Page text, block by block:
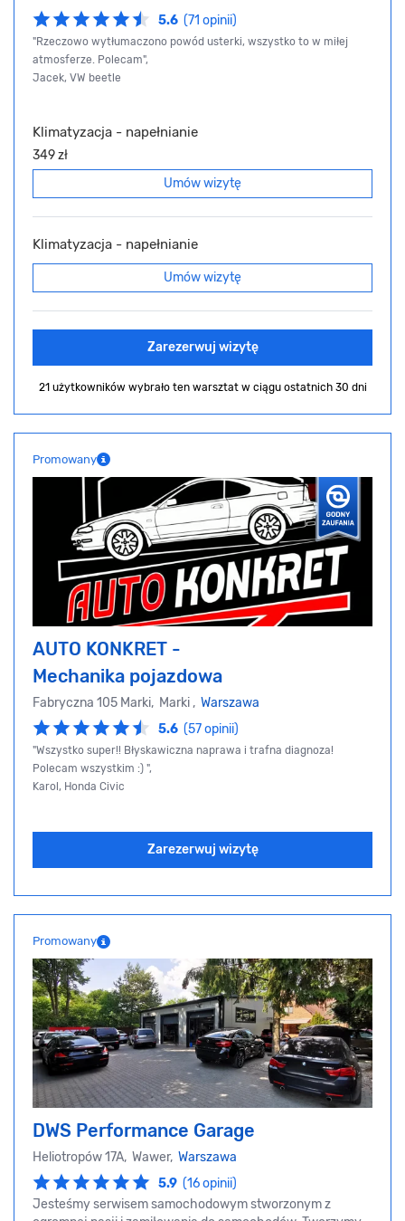
5.6 (71 opinii)
"Rzeczowo wytłumaczono powód usterki, wszystko to w miłej
atmosferze. Polecam",
Jacek, VW beetle
Klimatyzacja - napełnianie
349 zł
Umów wizytę
Klimatyzacja - napełnianie
Umów wizytę
Zarezerwuj wizytę
21 użytkowników wybrało ten warsztat w ciągu ostatnich 30 dni
Promowany
AUTO KONKRET -
Mechanika pojazdowa
Fabryczna 105 Marki, Marki , Warszawa
5.6 (57 opinii)
"Wszystko super!! Błyskawiczna naprawa i trafna diagnoza!
Polecam wszystkim :) ",
Karol, Honda Civic
Zarezerwuj wizytę
Promowany
DWS Performance Garage
Heliotropów 17A, Wawer, Warszawa
5.9 (16 opinii)
Jesteśmy serwisem samochodowym stworzonym z